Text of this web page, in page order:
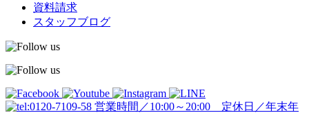
資料請求
スタッフブログ
営業時間／10:00～20:00 定休日／年末年